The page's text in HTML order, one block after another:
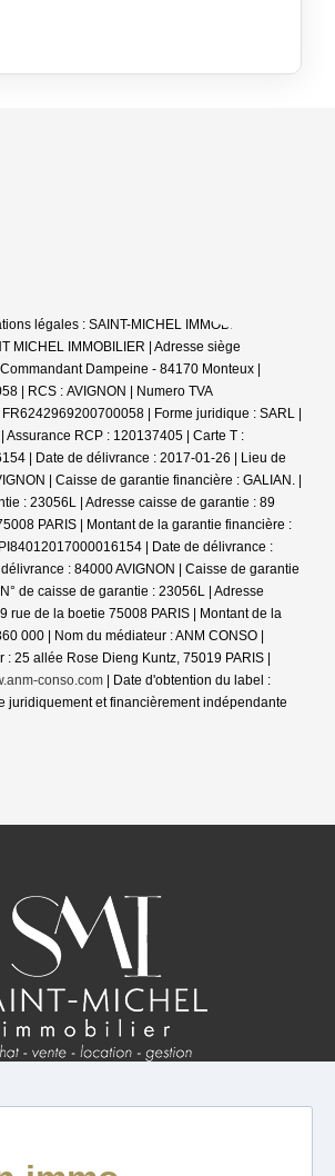
légales : SAINT-MICHEL IMMOBILIER |
MICHEL IMMOBILIER | Adresse siège
Dampeine - 84170 Monteux |
| RCS : AVIGNON | Numero TVA
| Forme juridique : SARL |
Assurance RCP : 120137405 | Carte T :
| Date de délivrance : 2017-01-26 | Lieu de
| Caisse de garantie financière : GALIAN. |
: 23056L | Adresse caisse de garantie : 89
PARIS | Montant de la garantie financière :
| Date de délivrance :
: 84000 AVIGNON | Caisse de garantie
de caisse de garantie : 23056L | Adresse
rue de la boetie 75008 PARIS | Montant de la
000 | Nom du médiateur : ANM CONSO |
: 25 allée Rose Dieng Kuntz, 75019 PARIS |
conso.com | Date d'obtention du label :
juridiquement et financièrement indépendante